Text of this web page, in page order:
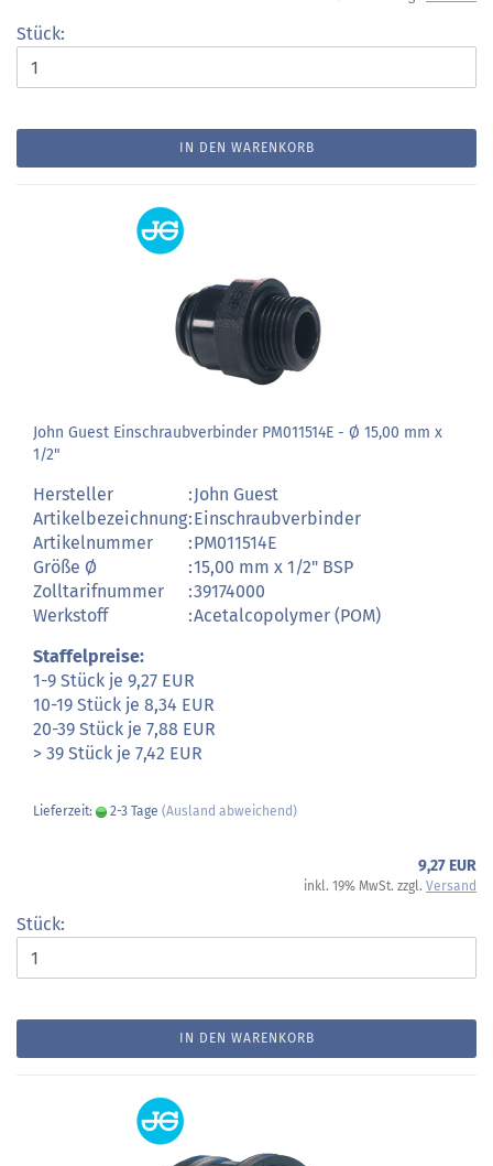
Stück:
IN DEN WARENKORB
John Guest Einschraubverbinder PM011514E - Ø 15,00 mm x
1/2"
Hersteller :John Guest
Artikelbezeichnung:Einschraubverbinder
Artikelnummer
:PM011514E
Größe Ø
:15,00 mm x 1/2" BSP
Zolltarifnummer
:39174000
Werkstoff
:Acetalcopolymer (POM)
Staffelpreise:
1-9 Stück je 9,27 EUR
10-19 Stück je 8,34 EUR
20-39 Stück je 7,88 EUR
> 39 Stück je 7,42 EUR
Lieferzeit: 2-3 Tage (Ausland abweichend)
9,27 EUR
inkl. 19% MwSt. zzgl. Versand
Stück:
IN DEN WARENKORB